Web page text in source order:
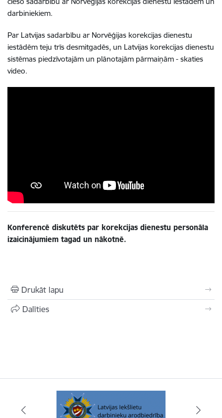
darbiniekiem.
Par Latvijas sadarbību ar Norvēģijas korekcijas dienestu
iestādēm teju trīs desmitgadēs, un Latvijas korekcijas dienestu
sistēmas piedzīvotajām un plānotajām pārmaiņām - skaties
video.
Konferencē diskutēts par korekcijas dienestu personāla
izaicinājumiem tagad un nākotnē.
Drukāt lapu
Dalīties